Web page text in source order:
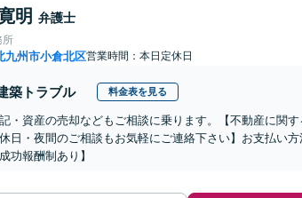
明 弁護士
所
九州市小倉北区営業時間：本日定休日
築トラブル 料金表を見る
・資産の売却などもご相談に乗ります。【不動産に関
日・夜間のご相談もお気軽にご連絡下さい】お支払い
功報酬制あり】